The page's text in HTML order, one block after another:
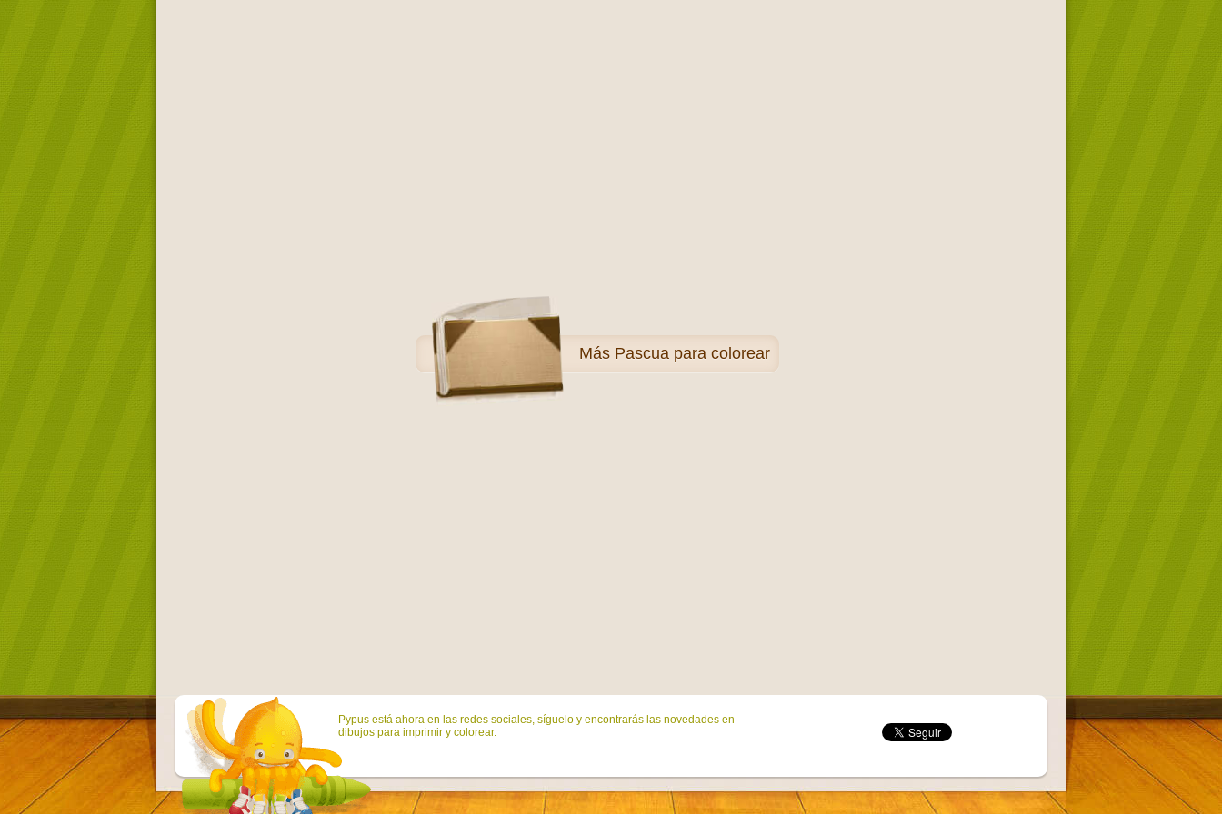
Más Pascua para colorear
Pypus está ahora en las redes sociales, síguelo y encontrarás las novedades en
dibujos para imprimir y colorear.